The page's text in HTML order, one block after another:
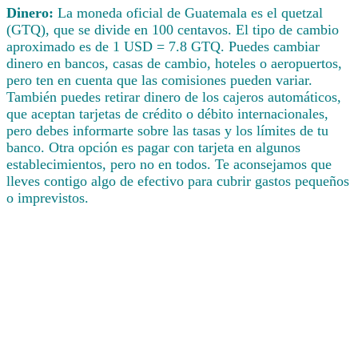
Dinero: La moneda oficial de Guatemala es el quetzal
(GTQ), que se divide en 100 centavos. El tipo de cambio
aproximado es de 1 USD = 7.8 GTQ. Puedes cambiar
dinero en bancos, casas de cambio, hoteles o aeropuertos,
pero ten en cuenta que las comisiones pueden variar.
También puedes retirar dinero de los cajeros automáticos,
que aceptan tarjetas de crédito o débito internacionales,
pero debes informarte sobre las tasas y los límites de tu
banco. Otra opción es pagar con tarjeta en algunos
establecimientos, pero no en todos. Te aconsejamos que
lleves contigo algo de efectivo para cubrir gastos pequeños
o imprevistos.